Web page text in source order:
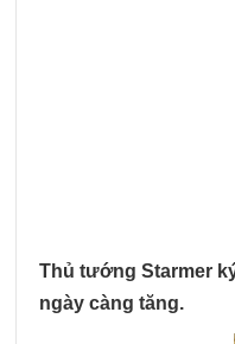
Thủ tướng Starmer
ngày càng tăng.